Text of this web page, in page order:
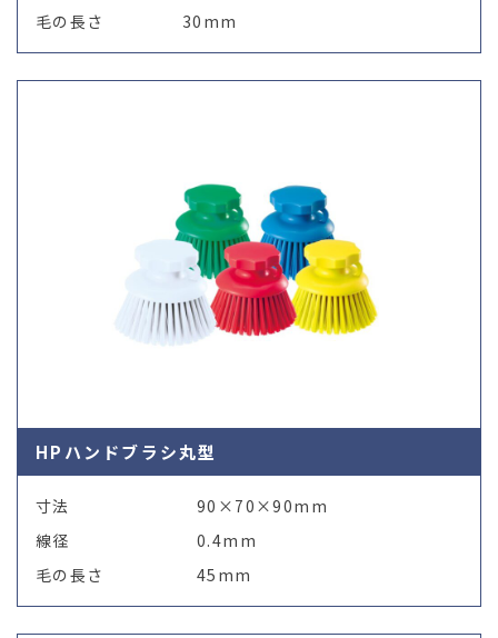
毛の長さ
30mm
HPハンドブラシ丸型
寸法
90×70×90mm
線径
0.4mm
毛の長さ
45mm